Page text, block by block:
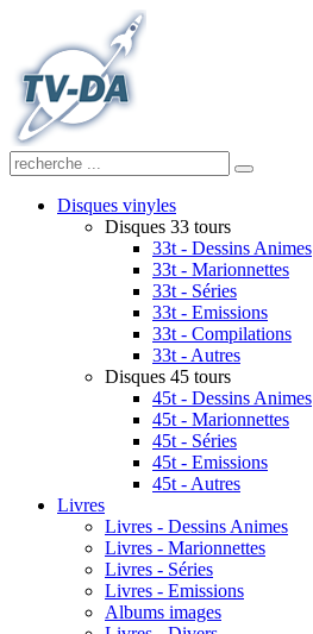
Disques vinyles
Disques 33 tours
33t - Dessins Animes
33t - Marionnettes
33t - Séries
33t - Emissions
33t - Compilations
33t - Autres
Disques 45 tours
45t - Dessins Animes
45t - Marionnettes
45t - Séries
45t - Emissions
45t - Autres
Livres
Livres - Dessins Animes
Livres - Marionnettes
Livres - Séries
Livres - Emissions
Albums images